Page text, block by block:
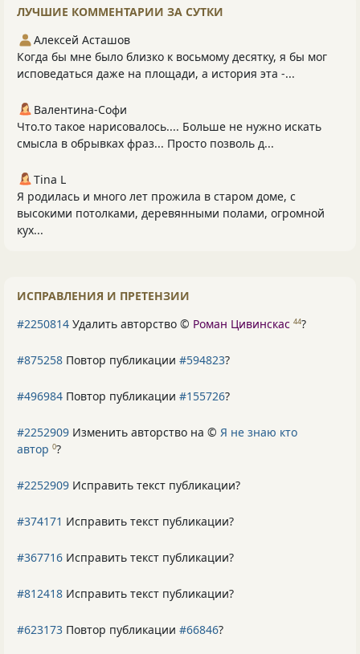
ЛУЧШИЕ КОММЕНТАРИИ ЗА СУТКИ
Алексей Асташов
Когда бы мне было близко к восьмому десятку, я бы мог
исповедаться даже на площади, а история эта -...
Валентина-Софи
Что.то такое нарисовалось.... Больше не нужно искать
смысла в обрывках фраз... Просто позволь д...
Tina L
Я родилась и много лет прожила в старом доме, с
высокими потолками, деревянными полами, огромной
кух...
ИСПРАВЛЕНИЯ И ПРЕТЕНЗИИ
#2250814 Удалить авторство © Роман Цивинскас 44?
#875258 Повтор публикации #594823?
#496984 Повтор публикации #155726?
#2252909 Изменить авторство на © Я не знаю кто
автор 0?
#2252909 Исправить текст публикации?
#374171 Исправить текст публикации?
#367716 Исправить текст публикации?
#812418 Исправить текст публикации?
#623173 Повтор публикации #66846?